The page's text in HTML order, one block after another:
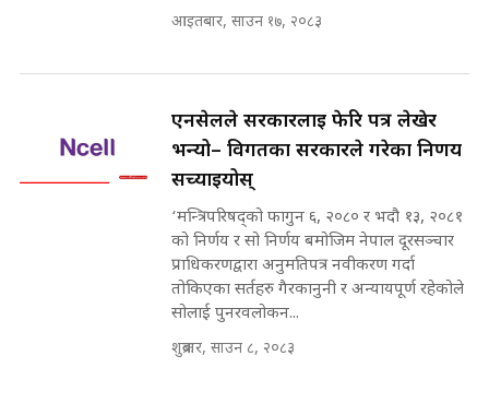
||
मन्त्रीले घुस डिल गरेको अडियो ! दुई झोला
नोट मन्त्रीलाई घुस | SIDHAKURA |
SIDHAKURA INVESTIGATION |
मृतकका परिवारप्रति मेडिकल काउन्सीलको
आइतबार, साउन १७, २०८३
एनसेलले सरकारलाई फेरि पत्र लेखेर
भन्यो– विगतका सरकारले गरेका निर्णय
सच्याइयोस्
‘मन्त्रिपरिषद्को फागुन ६, २०८० र भदौ १३, २०८१
को निर्णय र सो निर्णय बमोजिम नेपाल दूरसञ्चार
प्राधिकरणद्वारा अनुमतिपत्र नवीकरण गर्दा
तोकिएका सर्तहरु गैरकानुनी र अन्यायपूर्ण रहेकोले
सोलाई पुनरवलोकन...
शुक्रबार, साउन ८, २०८३